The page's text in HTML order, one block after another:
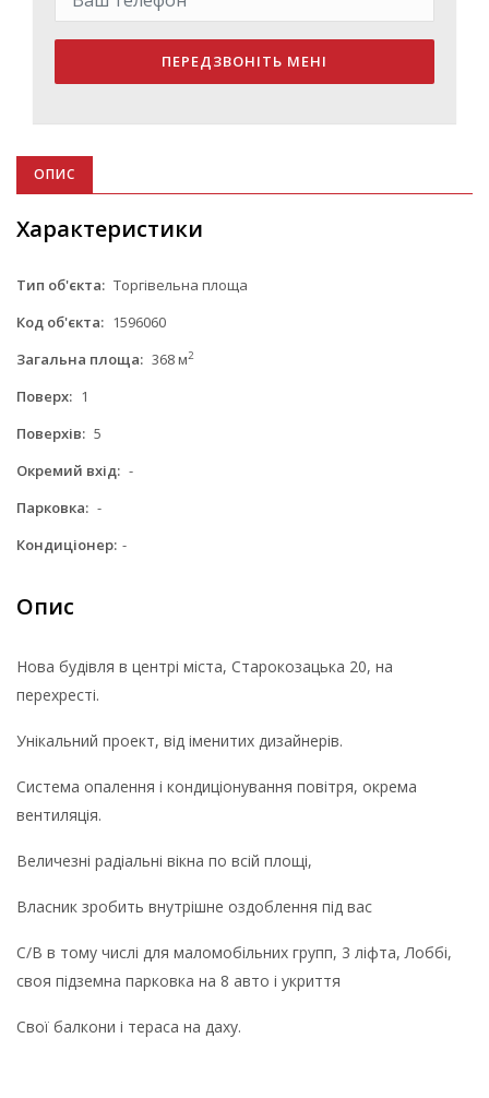
ПЕРЕДЗВОНІТЬ МЕНІ
ОПИС
Характеристики
Тип об'єкта: Торгівельна площа
Код об'єкта: 1596060
Загальна площа: 368 м2
Поверх: 1
Поверхів: 5
Окремий вхід: -
Парковка: -
Кондиціонер: -
Опис
Нова будівля в центрі міста, Старокозацька 20, на
перехресті.
Унікальний проект, від іменитих дизайнерів.
Система опалення і кондиціонування повітря, окрема
вентиляція.
Величезні радіальні вікна по всій площі,
Власник зробить внутрішне оздоблення під вас
С/В в тому числі для маломобільних групп, 3 ліфта, Лоббі,
своя підземна парковка на 8 авто і укриття
Свої балкони і тераса на даху.